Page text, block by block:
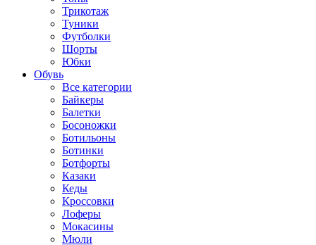
Трикотаж
Туники
Футболки
Шорты
Юбки
Обувь
Все категории
Байкеры
Балетки
Босоножки
Ботильоны
Ботинки
Ботфорты
Казаки
Кеды
Кроссовки
Лоферы
Мокасины
Мюли